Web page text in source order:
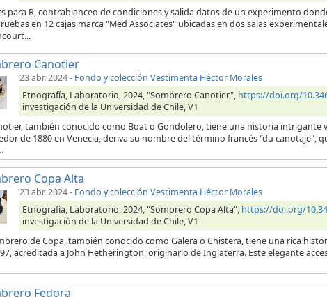
para R, contrablanceo de condiciones y salida datos de un experimento
en 12 cajas marca "Med Associates" ubicadas en dos salas
Canotier
23 abr. 2024- Fondo y colección Vestimenta Héctor Morales
Etnografía, Laboratorio, 2024, "Sombrero Canotier", https://doi.org/
investigación de la Universidad de Chile, V1
también conocido como Boat o Gondolero, tiene una historia intrigante
de 1880 en Venecia, deriva su nombre del término francés "du canotaje",
Copa Alta
23 abr. 2024- Fondo y colección Vestimenta Héctor Morales
Etnografía, Laboratorio, 2024, "Sombrero Copa Alta", https://doi.org/
investigación de la Universidad de Chile, V1
de Copa, también conocido como Galera o Chistera, tiene una rica
acreditada a John Hetherington, originario de Inglaterra. Este elegante
Fedora